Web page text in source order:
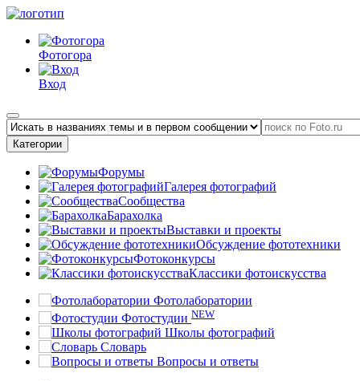
Фотогора
Вход
Категории
Форумы
Галерея фотографий
Сообщества
Барахолка
Выставки и проекты
Обсуждение фототехники
Фотоконкурсы
Классики фотоискусства
Фотолаборатории
Фотостудии NEW
Школы фотографий
Словарь
Вопросы и ответы